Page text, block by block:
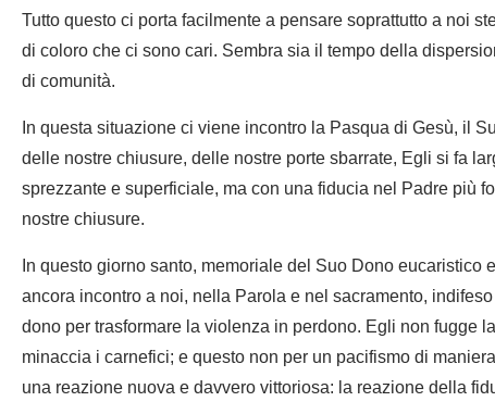
Tutto questo ci porta facilmente a pensare soprattutto a noi
di coloro che ci sono cari. Sembra sia il tempo della
di comunità.
In questa situazione ci viene incontro la Pasqua di Gesù, il
delle nostre chiusure, delle nostre porte sbarrate, Egli si fa
sprezzante e superficiale, ma con una fiducia nel Padre più
nostre chiusure.
In questo giorno santo, memoriale del Suo Dono
ancora incontro a noi, nella Parola e nel sacramento,
dono per trasformare la violenza in perdono. Egli non
minaccia i carnefici; e questo non per un pacifismo di
una reazione nuova e davvero vittoriosa: la reazione della